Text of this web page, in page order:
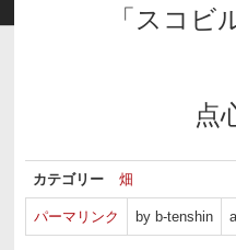
「スコ
点
カテゴリー 畑
パーマリンク by b-tenshin